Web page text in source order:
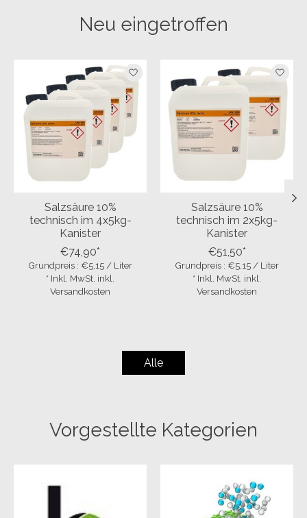
Neu eingetroffen
Produkt-Karussell-Artikel
Salzsäure 10%
technisch im 4x5kg-
Kanister
€74,90*
Grundpreis : €5,15 / Liter
* Inkl. MwSt. inkl.
Versandkosten
Salzsäure 10%
technisch im 2x5kg-
Kanister
€51,50*
Grundpreis : €5,15 / Liter
* Inkl. MwSt. inkl.
Versandkosten
Alle
Vorgestellte Kategorien